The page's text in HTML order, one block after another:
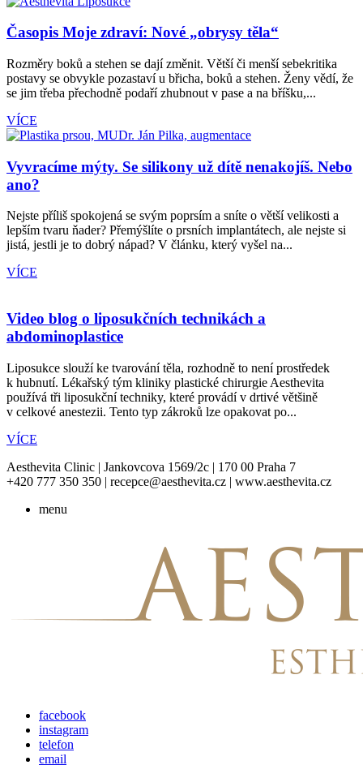
Časopis Moje zdraví: Nové „obrysy těla“
Rozměry boků a stehen se dají změnit. Větší či menší sebekritika
postavy se obvykle pozastaví u břicha, boků a stehen. Ženy vědí, že
se jim třeba přechodně podaří zhubnout v pase a na bříšku,...
VÍCE
Vyvracíme mýty. Se silikony už dítě nenakojíš. Nebo
ano?
Nejste příliš spokojená se svým poprsím a sníte o větší velikosti a
lepším tvaru ňader? Přemýšlíte o prsních implantátech, ale nejste si
jistá, jestli je to dobrý nápad? V článku, který vyšel na...
VÍCE
Video blog o liposukčních technikách a
abdominoplastice
Liposukce slouží ke tvarování těla, rozhodně to není prostředek
k hubnutí. Lékařský tým kliniky plastické chirurgie Aesthevita
používá tři liposukční techniky, které provádí v drtivé většině
v celkové anestezii. Tento typ zákroků lze opakovat po...
VÍCE
Aesthevita Clinic | Jankovcova 1569/2c | 170 00 Praha 7
+420 777 350 350 | recepce@aesthevita.cz | www.aesthevita.cz
menu
facebook
instagram
telefon
email